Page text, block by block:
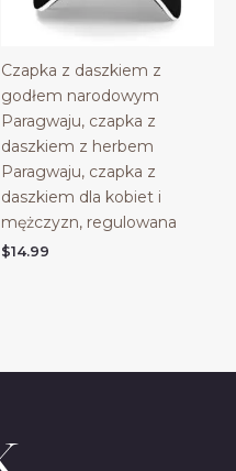
Czapka z daszkiem z
godłem narodowym
Paragwaju, czapka z
daszkiem z herbem
Paragwaju, czapka z
daszkiem dla kobiet i
mężczyzn, regulowana
$14.99